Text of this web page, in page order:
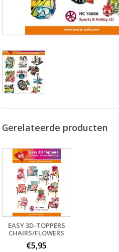
Gerelateerde producten
EASY 3D-TOPPERS
CHAIRS/FLOWERS
€5,95